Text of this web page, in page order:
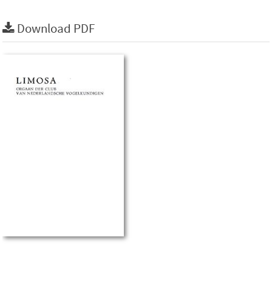
Download PDF